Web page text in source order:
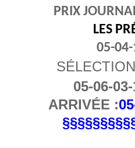
PRIX
LES
05-
05-06-
ARRIVÉE :